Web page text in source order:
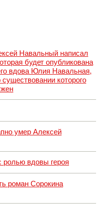
Навальный написал
будет опубликована
вдова Юлия Навальная,
которого
умер Алексей
вдовы героя
роман Сорокина